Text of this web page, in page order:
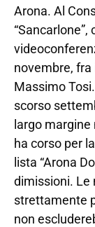
Arona. Al
novembre, fra
Massimo
scorso
largo
ha corso per
lista “Arona
dimissioni. Le
strettamente
non